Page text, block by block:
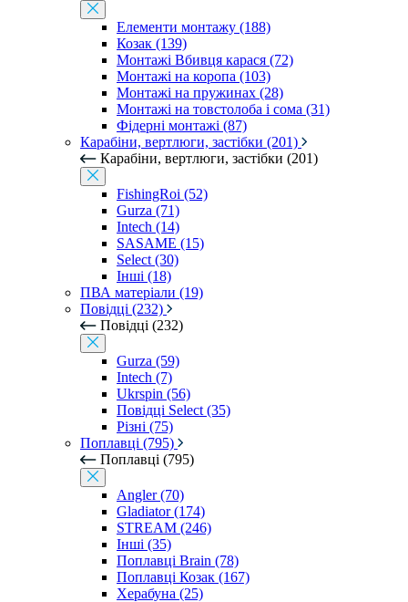
Елементи монтажу (188)
Козак (139)
Монтажі Вбивця карася (72)
Монтажі на коропа (103)
Монтажі на пружинах (28)
Монтажі на товстолоба і сома (31)
Фідерні монтажі (87)
Карабіни, вертлюги, застібки (201)
Карабіни, вертлюги, застібки (201)
FishingRoi (52)
Gurza (71)
Intech (14)
SASAME (15)
Select (30)
Інші (18)
ПВА матеріали (19)
Повідці (232)
Повідці (232)
Gurza (59)
Intech (7)
Ukrspin (56)
Повідці Select (35)
Різні (75)
Поплавці (795)
Поплавці (795)
Angler (70)
Gladiator (174)
STREAM (246)
Інші (35)
Поплавці Brain (78)
Поплавці Козак (167)
Херабуна (25)